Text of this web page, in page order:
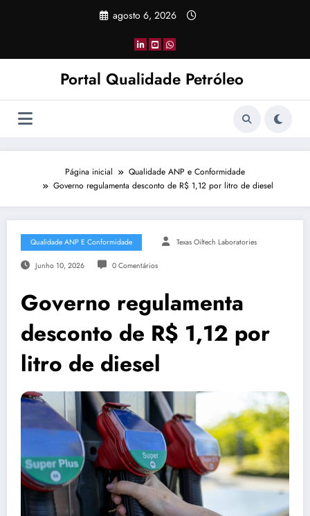
agosto 6, 2026
Portal Qualidade Petróleo
Página inicial
Qualidade ANP e Conformidade
Governo regulamenta desconto de R$ 1,12 por litro de diesel
Qualidade ANP E Conformidade Texas Oiltech Laboratories
Junho 10, 2026 0 Comentários
Governo regulamenta
desconto de R$ 1,12 por
litro de diesel